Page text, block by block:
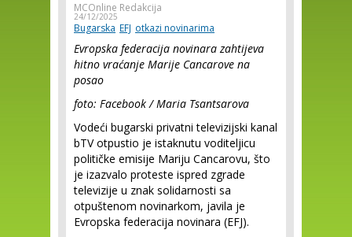
MCOnline Redakcija
24/12/2025
Bugarska EFJ otkazi novinarima
Evropska federacija novinara zahtijeva
hitno vraćanje Marije Cancarove na
posao
foto: Facebook / Maria Tsantsarova
Vodeći bugarski privatni televizijski kanal
bTV otpustio je istaknutu voditeljicu
političke emisije Mariju Cancarovu, što
je izazvalo proteste ispred zgrade
televizije u znak solidarnosti sa
otpuštenom novinarkom, javila je
Evropska federacija novinara (EFJ).